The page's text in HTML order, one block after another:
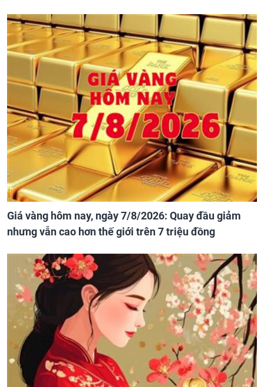
Giá vàng hôm nay, ngày 7/8/2026: Quay đầu giảm
nhưng vẫn cao hơn thế giới trên 7 triệu đồng